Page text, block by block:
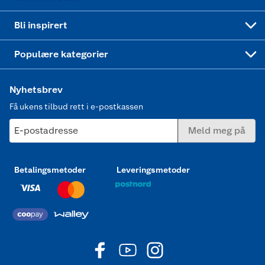
Bli inspirert
Populære kategorier
Nyhetsbrev
Få ukens tilbud rett i e-postkassen
E-postadresse Meld meg på
Betalingsmetoder Leveringsmetoder